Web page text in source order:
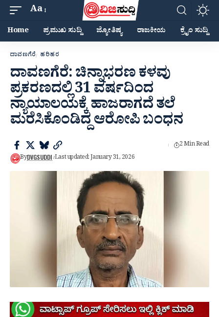
Aa
Home ಪ್ರಮುಖ ಸುದ್ದಿ ಜ್ಯೋತಿಷ್ಯ ರಾಜಕೀಯ ಕ್ರೈಂ ಸುದ್ದಿ
ದಾವಣಗೆರೆ ಹರಿಹರ
ದಾವಣಗೆರೆ: ಚಿನ್ನಾಭರಣ ಕಳವು
ಪ್ರಕರಣದಲ್ಲಿ 31 ವರ್ಷದಿಂದ
ನ್ಯಾಯಾಲಯಕ್ಕೆ ಹಾಜರಾಗದೆ ತಲೆ
ಮರೆಸಿಕೊಂಡಿದ್ದ ಆರೋಪಿ ಬಂಧನ
ByDVGSUDDI Last updated: January 31, 2026
2 Min Read